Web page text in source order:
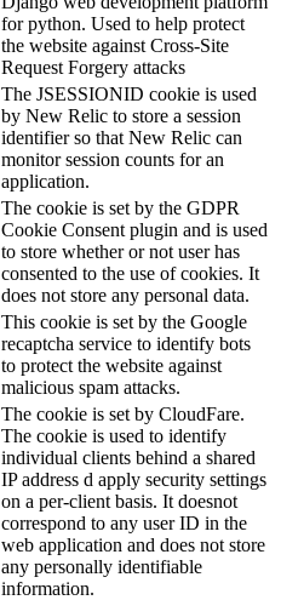
for python. Used to help protect
the website against Cross-Site
Request Forgery attacks
The JSESSIONID cookie is used
by New Relic to store a session
identifier so that New Relic can
monitor session counts for an
application.
The cookie is set by the GDPR
Cookie Consent plugin and is used
to store whether or not user has
consented to the use of cookies. It
does not store any personal data.
This cookie is set by the Google
recaptcha service to identify bots
to protect the website against
malicious spam attacks.
The cookie is set by CloudFare.
The cookie is used to identify
individual clients behind a shared
IP address d apply security settings
on a per-client basis. It doesnot
correspond to any user ID in the
web application and does not store
any personally identifiable
information.